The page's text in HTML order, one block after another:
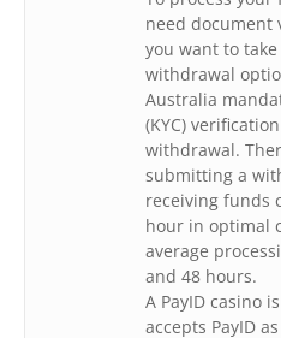
need document
you want to
withdrawal
Australia
(KYC)
withdrawal.
submitting a
receiving funds
hour in optimal
average
and 48 hours.
A PayID casino
accepts PayID